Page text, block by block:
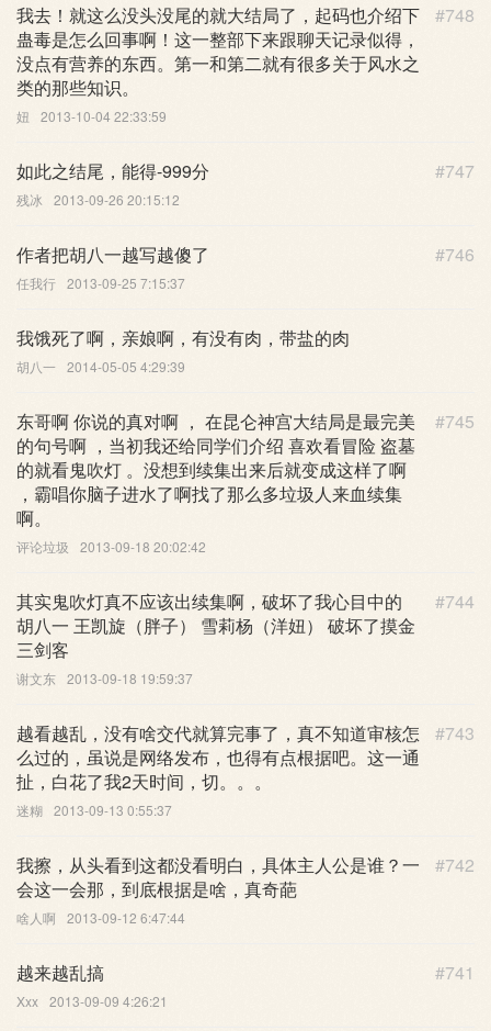
#748
我去！就这么没头没尾的就大结局了，起码也介绍下
蛊毒是怎么回事啊！这一整部下来跟聊天记录似得，
没点有营养的东西。第一和第二就有很多关于风水之
类的那些知识。
妞 2013-10-04 22:33:59
#747
如此之结尾，能得-999分
残冰 2013-09-26 20:15:12
#746
作者把胡八一越写越傻了
任我行 2013-09-25 7:15:37
我饿死了啊，亲娘啊，有没有肉，带盐的肉
胡八一 2014-05-05 4:29:39
#745
东哥啊 你说的真对啊 ， 在昆仑神宫大结局是最完美
的句号啊 ，当初我还给同学们介绍 喜欢看冒险 盗墓
的就看鬼吹灯 。没想到续集出来后就变成这样了啊
，霸唱你脑子进水了啊找了那么多垃圾人来血续集
啊。
评论垃圾 2013-09-18 20:02:42
#744
其实鬼吹灯真不应该出续集啊，破坏了我心目中的
胡八一 王凯旋（胖子） 雪莉杨（洋妞） 破坏了摸金
三剑客
谢文东 2013-09-18 19:59:37
#743
越看越乱，没有啥交代就算完事了，真不知道审核怎
么过的，虽说是网络发布，也得有点根据吧。这一通
扯，白花了我2天时间，切。。。
迷糊 2013-09-13 0:55:37
#742
我擦，从头看到这都没看明白，具体主人公是谁？一
会这一会那，到底根据是啥，真奇葩
啥人啊 2013-09-12 6:47:44
#741
越来越乱搞
Xxx 2013-09-09 4:26:21